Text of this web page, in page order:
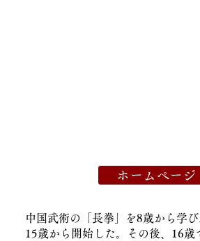
中国武術の「長拳」を8歳から学
15歳から開始した。その後、16歳
ホームページ